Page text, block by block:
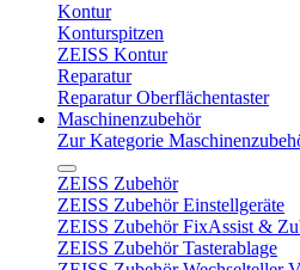
Kontur
Konturspitzen
ZEISS Kontur
Reparatur
Reparatur Oberflächentaster
Maschinenzubehör
Zur Kategorie
ZEISS Zubehör
ZEISS Zubehör Einstellgeräte
ZEISS Zubehör FixAssist &
ZEISS Zubehör Tasterablage